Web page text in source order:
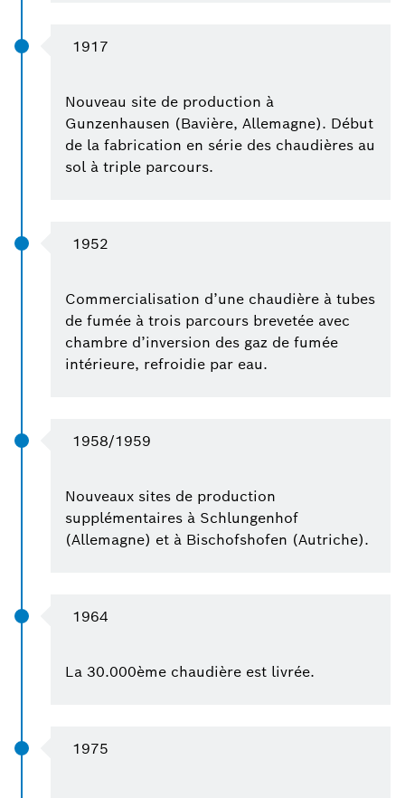
1917
Nouveau site de production à
Gunzenhausen (Bavière, Allemagne). Début
de la fabrication en série des chaudières au
sol à triple parcours.
1952
Commercialisation d’une chaudière à tubes
de fumée à trois parcours brevetée avec
chambre d’inversion des gaz de fumée
intérieure, refroidie par eau.
1958/1959
Nouveaux sites de production
supplémentaires à Schlungenhof
(Allemagne) et à Bischofshofen (Autriche).
1964
La 30.000ème chaudière est livrée.
1975